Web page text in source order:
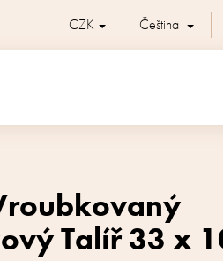
CZK Čeština
Talíř 33 x